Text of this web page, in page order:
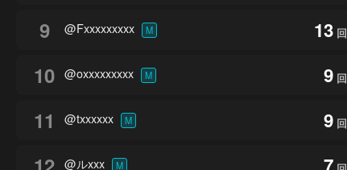
9 @Fxxxxxxxxx M 13 回
10 @oxxxxxxxxx M 9 回
11 @txxxxxx M 9 回
@ルxxx M